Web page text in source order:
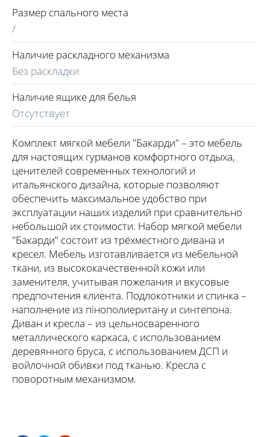
Размер спального места
/
Наличие раскладного механизма
Без раскладки
Наличие ящике для белья
Отсутствует
Комплект мягкой мебели "Бакарди" – это мебель
для настоящих гурманов комфортного отдыха,
ценителей современных технологий и
итальянского дизайна, которые позволяют
обеспечить максимальное удобство при
эксплуатации наших изделий при сравнительно
небольшой их стоимости. Набор мягкой мебели
"Бакарди" состоит из трёхместного дивана и
кресел. Мебель изготавливается из мебельной
ткани, из высококачественной кожи или
заменителя, учитывая пожелания и вкусовые
предпочтения клиента. Подлокотники и спинка –
наполнение из пінополиеритану и синтепона.
Диван и кресла – из цельносваренного
металлического каркаса, с использованием
деревянного бруса, с использованием ДСП и
войлочной обивки под тканью. Кресла с
поворотным механизмом.